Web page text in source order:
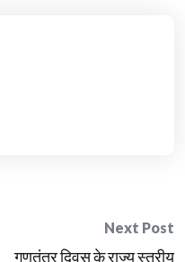
Next Post
गणतंत्र दिवस के राज्य स्तरीय